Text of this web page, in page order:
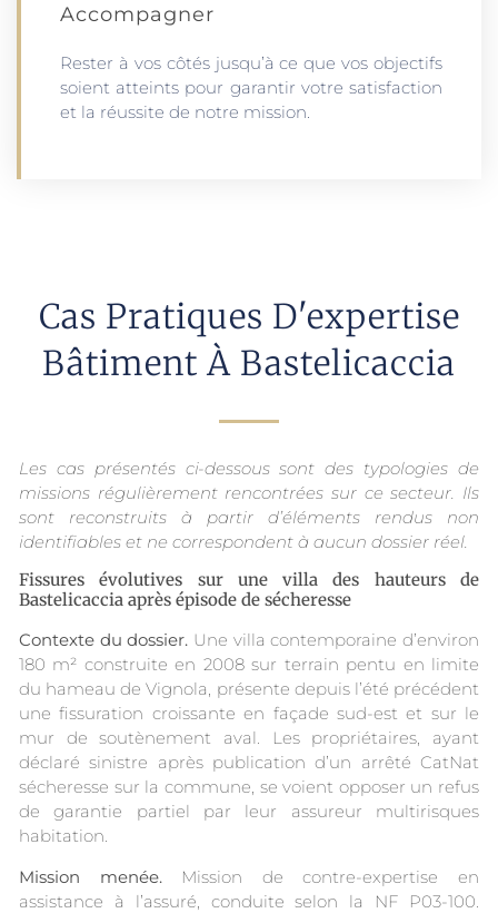
Accompagner
Rester à vos côtés jusqu’à ce que vos objectifs
soient atteints pour garantir votre satisfaction
et la réussite de notre mission.
Cas Pratiques D'expertise
Bâtiment À Bastelicaccia
Les cas présentés ci-dessous sont des typologies de
missions régulièrement rencontrées sur ce secteur. Ils
sont reconstruits à partir d’éléments rendus non
identifiables et ne correspondent à aucun dossier réel.
Fissures évolutives sur une villa des hauteurs de
Bastelicaccia après épisode de sécheresse
Contexte du dossier. Une villa contemporaine d’environ
180 m² construite en 2008 sur terrain pentu en limite
du hameau de Vignola, présente depuis l’été précédent
une fissuration croissante en façade sud-est et sur le
mur de soutènement aval. Les propriétaires, ayant
déclaré sinistre après publication d’un arrêté CatNat
sécheresse sur la commune, se voient opposer un refus
de garantie partiel par leur assureur multirisques
habitation.
Mission menée. Mission de contre-expertise en
assistance à l’assuré, conduite selon la NF P03-100.